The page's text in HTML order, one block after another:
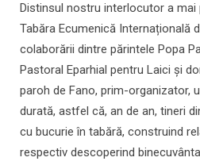
Distinsul nostru interlocutor a
Tabăra Ecumenică Internațională
colaborării dintre părintele Popa
Pastoral Eparhial pentru Laici și
paroh de Fano, prim-organizator,
durată, astfel că, an de an, tineri
cu bucurie în tabără, construind
respectiv descoperind